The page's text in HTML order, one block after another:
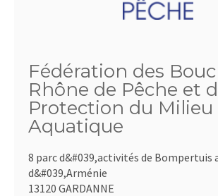
Fédération des
Rhône de Pêche et
Protection du Milieu
Aquatique
8 parc d&#039,activités de Bompertuis
d&#039,Arménie
13120 GARDANNE